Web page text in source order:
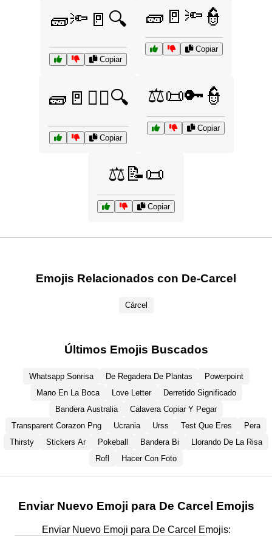
🧱🔦🚪🔍
Copiar
🧱🚪🔦👮
Copiar
🧱🚪🕵️‍♀️🔍
Copiar
⚖️📜🔑👮
Copiar
⚖️📝📜
Copiar
Emojis Relacionados con De-Carcel
Cárcel
Últimos Emojis Buscados
Whatsapp Sonrisa De Regadera De Plantas
Powerpoint
Mano En La Boca
Love Letter
Derretido Significado
Bandera Australia
Calavera Copiar Y Pegar
Transparent Corazon Png
Ucrania Urss Test Que Eres
Pera
Thirsty
Stickers Ar Pokeball Bandera Bi
Llorando De La Risa
Rofl
Hacer Con Foto
Enviar Nuevo Emoji para De Carcel Emojis
Enviar Nuevo Emoji para De Carcel Emojis: